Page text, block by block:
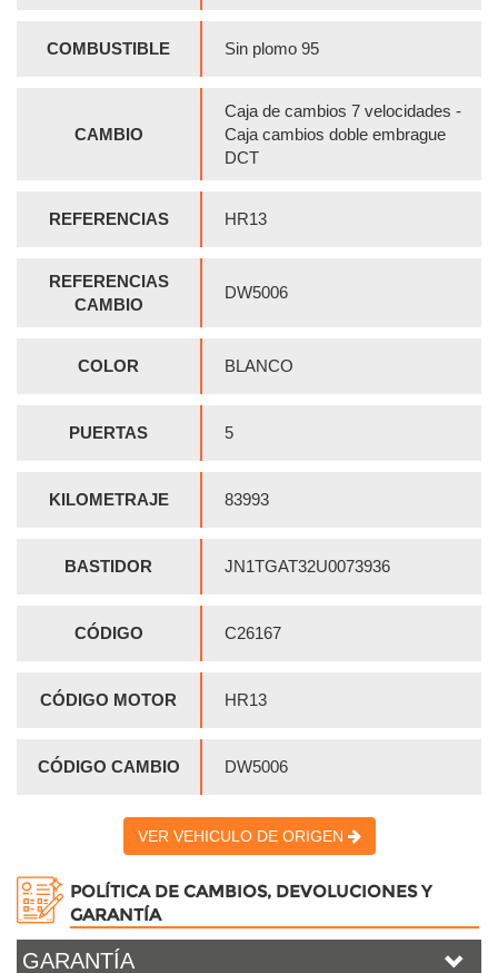
COMBUSTIBLE Sin plomo 95
CAMBIO
Caja de cambios 7 velocidades -
Caja cambios doble embrague
DCT
REFERENCIAS HR13
REFERENCIAS
CAMBIO
DW5006
COLOR BLANCO
PUERTAS 5
KILOMETRAJE 83993
BASTIDOR JN1TGAT32U0073936
CÓDIGO C26167
CÓDIGO MOTOR HR13
CÓDIGO CAMBIO DW5006
VER VEHICULO DE ORIGEN
POLÍTICA DE CAMBIOS, DEVOLUCIONES Y
GARANTÍA
GARANTÍA